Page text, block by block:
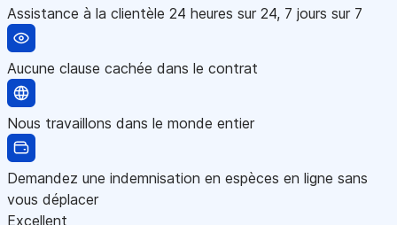
Assistance à la clientèle 24 heures sur 24, 7 jours sur 7
Aucune clause cachée dans le contrat
Nous travaillons dans le monde entier
Demandez une indemnisation en espèces en ligne sans
vous déplacer
Excellent